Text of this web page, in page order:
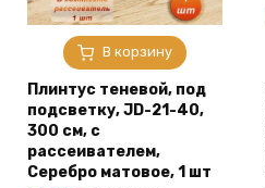
В корзину
Плинтус теневой, под
подсветку, JD-21-40,
300 см, с
рассеивателем,
Серебро матовое, 1 шт